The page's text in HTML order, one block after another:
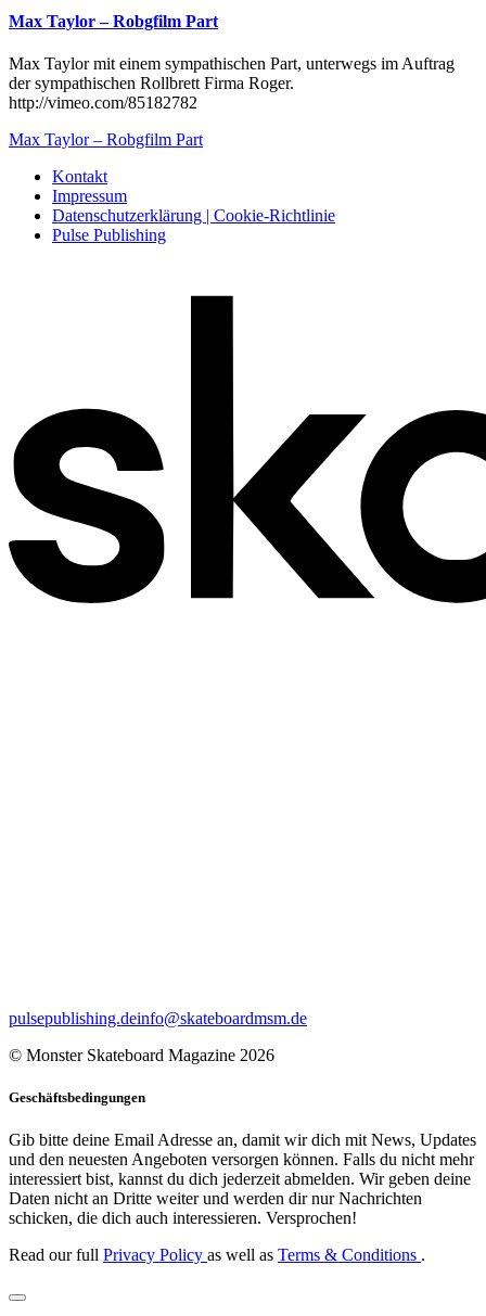
Max Taylor – Robgfilm Part
Max Taylor mit einem sympathischen Part, unterwegs im Auftrag
der sympathischen Rollbrett Firma Roger.
http://vimeo.com/85182782
Max Taylor – Robgfilm Part
Kontakt
Impressum
Datenschutzerklärung | Cookie-Richtlinie
Pulse Publishing
pulsepublishing.deinfo@skateboardmsm.de
© Monster Skateboard Magazine 2026
Geschäftsbedingungen
Gib bitte deine Email Adresse an, damit wir dich mit News, Updates
und den neuesten Angeboten versorgen können. Falls du nicht mehr
interessiert bist, kannst du dich jederzeit abmelden. Wir geben deine
Daten nicht an Dritte weiter und werden dir nur Nachrichten
schicken, die dich auch interessieren. Versprochen!
Read our full Privacy Policy as well as Terms & Conditions .